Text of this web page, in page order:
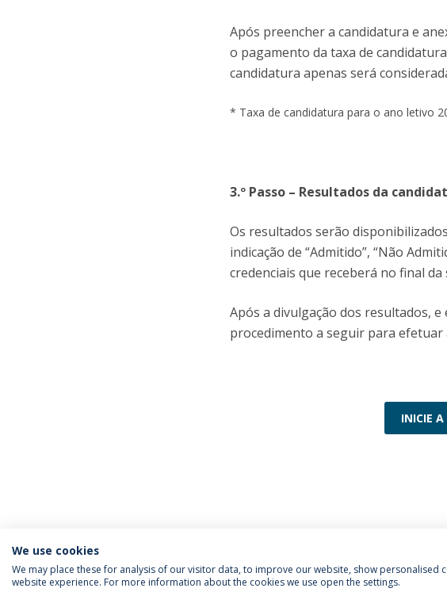
Após preencher a candidatura e
o pagamento da taxa de
candidatura apenas será
* Taxa de candidatura para o ano letivo
3.º Passo – Resultados da
Os resultados serão
indicação de “Admitido”, “Não
credenciais que receberá no final da
Após a divulgação dos resultados,
procedimento a seguir para efetuar
INICIE
We use cookies
We may place these for analysis of our visitor data, to improve our website, show personalised
website experience. For more information about the cookies we use open the settings.